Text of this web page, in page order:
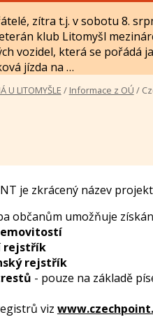
zítra t.j. v sobotu 8.
klub Litomyšl
vozidel, která se pořádá
jízda na …
U LITOMYŠLE / Informace z OÚ /
je zkrácený název
občanům umožňuje
rejstřík
rejstřík
- pouze na základě
viz